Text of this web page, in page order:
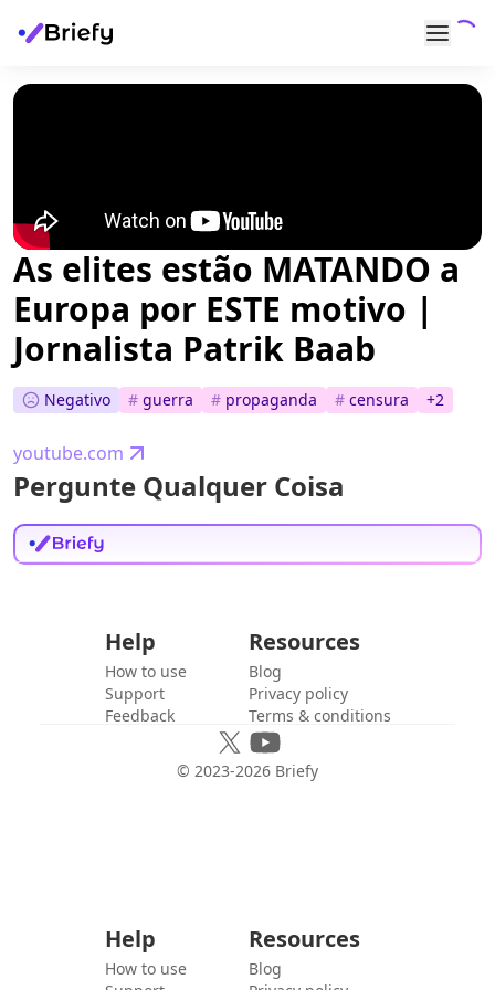
As elites estão MATANDO a
Europa por ESTE motivo |
Jornalista Patrik Baab
Negativo # guerra # propaganda # censura +2
youtube.com
Pergunte Qualquer Coisa
Help
How to use
Support
Feedback
Resources
Blog
Privacy policy
Terms & conditions
© 2023-2026 Briefy
Help
How to use
Resources
Blog